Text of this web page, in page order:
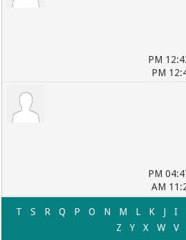
I
J
K
L
M
N
O
P
Q
R
S
T
V
W
X
Y
Z